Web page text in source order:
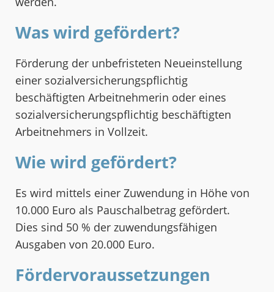
Was wird gefördert?
Förderung der unbefristeten Neueinstellung
einer sozialversicherungspflichtig
beschäftigten Arbeitnehmerin oder eines
sozialversicherungspflichtig beschäftigten
Arbeitnehmers in Vollzeit.
Wie wird gefördert?
Es wird mittels einer Zuwendung in Höhe von
10.000 Euro als Pauschalbetrag gefördert.
Dies sind 50 % der zuwendungsfähigen
Ausgaben von 20.000 Euro.
Fördervoraussetzungen